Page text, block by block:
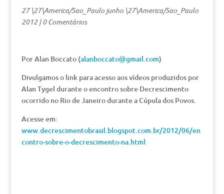
27 \27\America/Sao_Paulo junho \27\America/Sao_Paulo
2012|0 Comentários
Por Alan Boccato (alanboccato@gmail.com)
Divulgamos o link para acesso aos vídeos produzidos por
Alan Tygel durante o encontro sobre Decrescimento
ocorrido no Rio de Janeiro durante a Cúpula dos Povos.
Acesse em:
www.decrescimentobrasil.blogspot.com.br/2012/06/en
contro-sobre-o-decrescimento-na.html